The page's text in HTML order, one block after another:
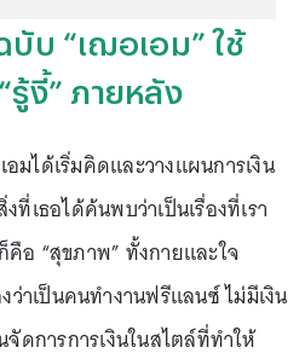
บ “เฌอเอม” ใช้
งี้” ภายหลัง
มได้เริ่มคิดและวางแผนการเงิน
เธอได้ค้นพบว่าเป็นเรื่องที่เรา
อ “สุขภาพ” ทั้งกายและใจ
ว่าเป็นคนทำงานฟรีแลนซ์ ไม่มีเงิน
ดการการเงินในสไตล์ที่ทำให้